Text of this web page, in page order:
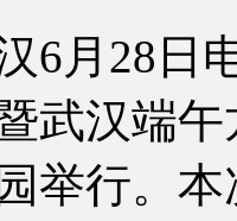
28日电
武汉端
举行。